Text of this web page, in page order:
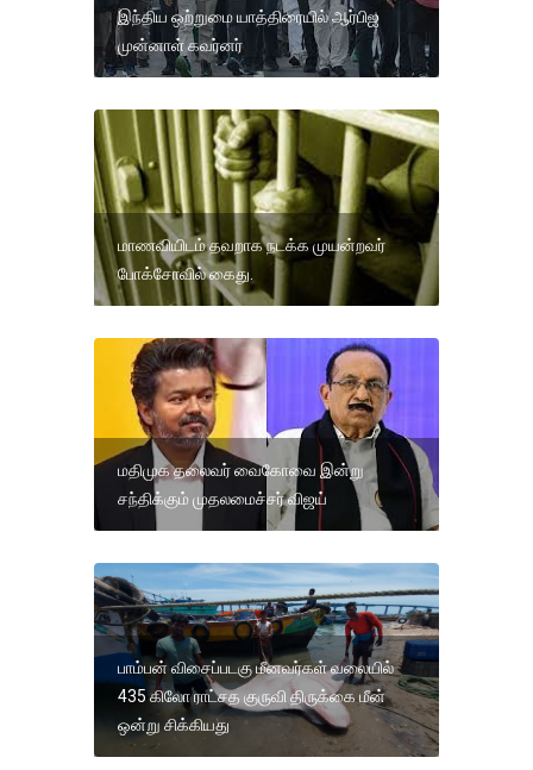
இந்திய ஒற்றுமை யாத்திரையில் ஆர்பிஐ
முன்னாள் கவர்னர்
மாணவியிடம் தவறாக நடக்க முயன்றவர்
போக்சோவில் கைது.
மதிமுக தலைவர் வைகோவை இன்று
சந்திக்கும் முதலமைச்சர் விஜய்
பாம்பன் விசைப்படகு மீனவர்கள் வலையில்
435 கிலோ ராட்சத குருவி திருக்கை மீன்
ஒன்று சிக்கியது